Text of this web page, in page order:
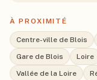
À PROXIMITÉ
Centre-ville de Blois
Gare de Blois
Loire
Vallée de la Loire